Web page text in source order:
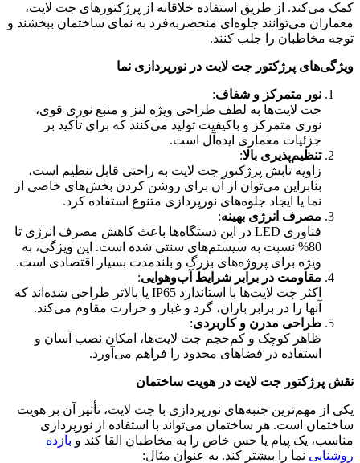
کمک می‌کند. از طریق استفاده خلاقانه از پرژکتورهای جت لایت،
معماران می‌توانند جلوه‌ای منحصربه‌فرد به نمای ساختمان ببخشند و
توجه مخاطبان را جلب کنند.
ویژگی‌های پرژکتور جت لایت در نورپردازی نما
نور متمرکز و شفاف:
جت لایت‌ها به لطف طراحی ویژه لنز و منبع نوری قوی،
نوری متمرکز و باکیفیت تولید می‌کنند که برای تأکید بر
جزئیات معماری ایده‌آل است.
تنظیم‌پذیری بالا:
زاویه تابش پرژکتور جت لایت به راحتی قابل تنظیم است،
بنابراین می‌توان از آن برای روشن کردن بخش‌های خاصی از
نما یا ایجاد جلوه‌های نورپردازی متنوع استفاده کرد.
مصرف انرژی بهینه:
فناوری LED در این دستگاه‌ها باعث کاهش مصرف انرژی تا
80% نسبت به سیستم‌های سنتی شده است. این ویژگی، به
ویژه برای پروژه‌های بزرگ و بلندمدت بسیار اقتصادی است.
مقاومت در برابر شرایط آب‌وهوایی:
اکثر جت لایت‌ها با استاندارد IP65 یا بالاتر طراحی شده‌اند که
آنها را در برابر باران، گرد و غبار و حرارت مقاوم می‌کند.
طراحی مدرن و کاربردی:
ظاهر کوچک و کم‌حجم جت لایت‌ها، امکان نصب آسان و
استفاده در فضاهای محدود را فراهم می‌آورد.
نقش پرژکتور جت لایت در هویت ساختمان
یکی از مهم‌ترین جنبه‌های نورپردازی با جت لایت، تأثیر آن بر هویت
ساختمان است. هر ساختمان می‌تواند با استفاده از نورپردازی
مناسب، یک پیام یا حس خاص را به مخاطبان القا کند و بازده
روشنایی نما را بیشتر کند. به عنوان مثال: